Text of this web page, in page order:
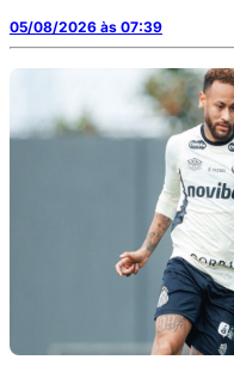
05/08/2026 às 07:39